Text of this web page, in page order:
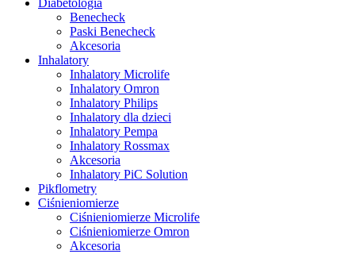
Diabetologia
Benecheck
Paski Benecheck
Akcesoria
Inhalatory
Inhalatory Microlife
Inhalatory Omron
Inhalatory Philips
Inhalatory dla dzieci
Inhalatory Pempa
Inhalatory Rossmax
Akcesoria
Inhalatory PiC Solution
Pikflometry
Ciśnieniomierze
Ciśnieniomierze Microlife
Ciśnieniomierze Omron
Akcesoria